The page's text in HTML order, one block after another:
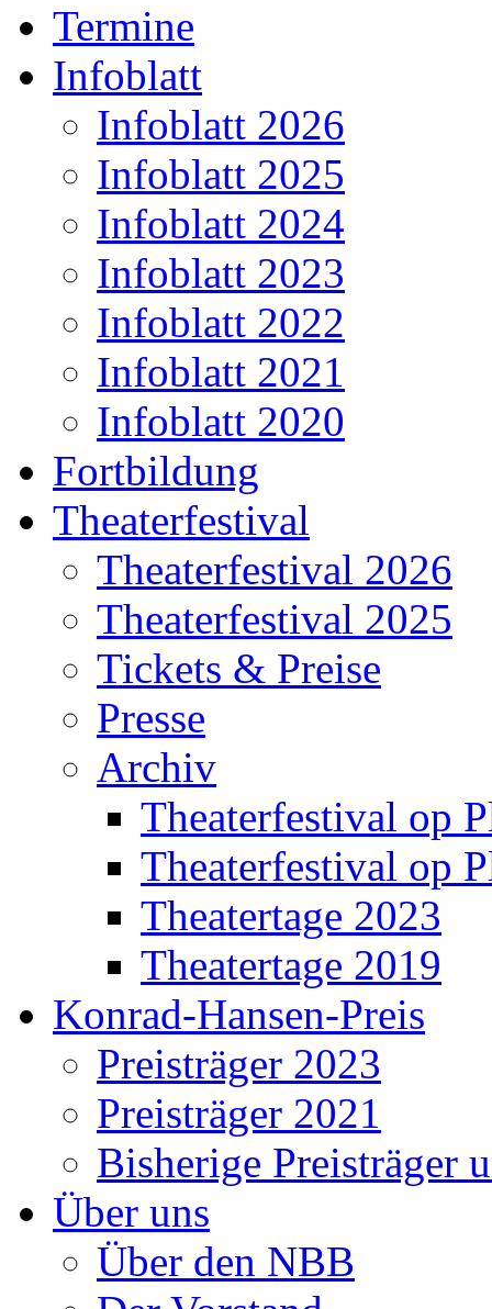
Termine
Infoblatt
Infoblatt 2026
Infoblatt 2025
Infoblatt 2024
Infoblatt 2023
Infoblatt 2022
Infoblatt 2021
Infoblatt 2020
Fortbildung
Theaterfestival
Theaterfestival 2026
Theaterfestival 2025
Tickets & Preise
Presse
Archiv
Theaterfestival op
Theaterfestival op
Theatertage 2023
Theatertage 2019
Konrad-Hansen-Preis
Preisträger 2023
Preisträger 2021
Bisherige Preisträger
Über uns
Über den NBB